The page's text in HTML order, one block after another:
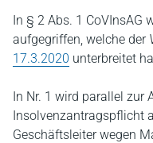
In § 2 Abs. 1 CoVInsAG
aufgegriffen, welche der
17.3.2020 unterbreitet
In Nr. 1 wird parallel zur
Insolvenzantragspflicht
Geschäftsleiter wegen